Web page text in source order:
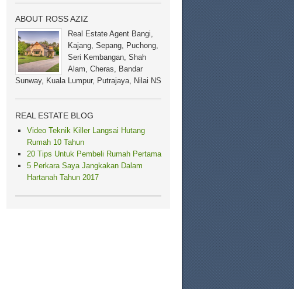
ABOUT ROSS AZIZ
Real Estate Agent Bangi,
Kajang, Sepang, Puchong,
Seri Kembangan, Shah
Alam, Cheras, Bandar
Sunway, Kuala Lumpur, Putrajaya, Nilai NS
REAL ESTATE BLOG
Video Teknik Killer Langsai Hutang
Rumah 10 Tahun
20 Tips Untuk Pembeli Rumah Pertama
5 Perkara Saya Jangkakan Dalam
Hartanah Tahun 2017